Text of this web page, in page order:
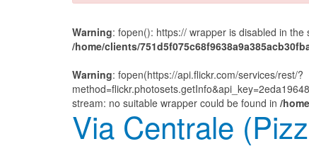
Warning: fopen(): https:// wrapper is disabled in
/home/clients/
Warning: fopen(https://api.flickr.com/services/rest/?
stream: no suitable wrapper could be found in /
Via Centrale